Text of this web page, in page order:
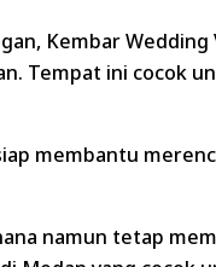
Kembar
Tempat ini cocok
membantu
namun tetap